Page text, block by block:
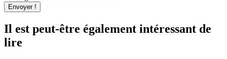
Envoyer !
Il est peut-être également intéressant de
lire